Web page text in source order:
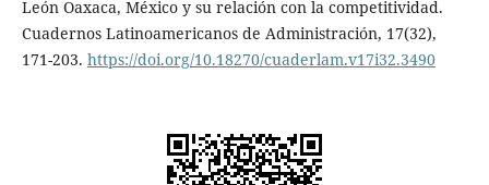
León Oaxaca, México y su relación con la competitividad.
Cuadernos Latinoamericanos de Administración, 17(32),
171-203. https://doi.org/10.18270/cuaderlam.v17i32.3490